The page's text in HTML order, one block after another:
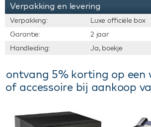
Verpakking en levering
Verpakking:
Luxe officiële box
Garantie:
2 jaar
Handleiding:
Ja, boekje
ontvang 5% korting op
of accessoire bij aankoop